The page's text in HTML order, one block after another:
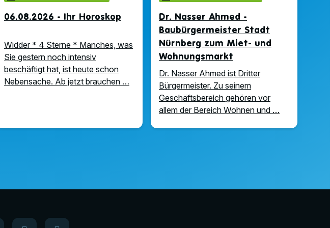
06.08.2026 - Ihr Horoskop
Widder * 4 Sterne * Manches, was
Sie gestern noch intensiv
beschäftigt hat, ist heute schon
Nebensache. Ab jetzt brauchen …
Dr. Nasser Ahmed -
Baubürgermeister Stadt
Nürnberg zum Miet- und
Wohnungsmarkt
Dr. Nasser Ahmed ist Dritter
Bürgermeister. Zu seinem
Geschäftsbereich gehören vor
allem der Bereich Wohnen und …